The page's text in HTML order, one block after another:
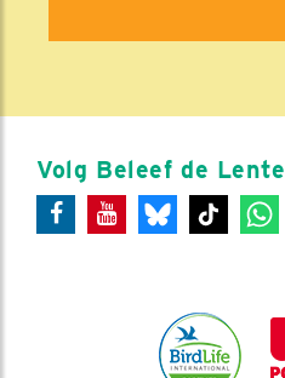
Volg Beleef de Lente